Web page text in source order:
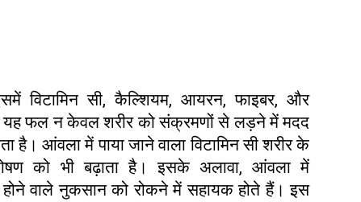
विटामिन सी, कैल्शियम, आयरन, फाइबर, और
यह फल न केवल शरीर को संक्रमणों से लड़ने में मदद
है। आंवला में पाया जाने वाला विटामिन सी शरीर के
को भी बढ़ाता है। इसके अलावा, आंवला में
वाले नुकसान को रोकने में सहायक होते हैं। इस